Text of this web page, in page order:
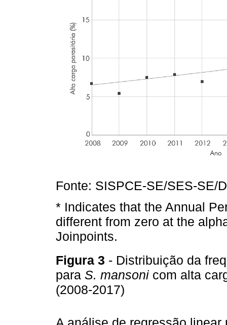
Fonte: SISPCE-SE/SES-SE/
* Indicates that the Annual
different from zero at the
Joinpoints.
Figura 3 - Distribuição da
para S. mansoni com alta
(2008-2017)